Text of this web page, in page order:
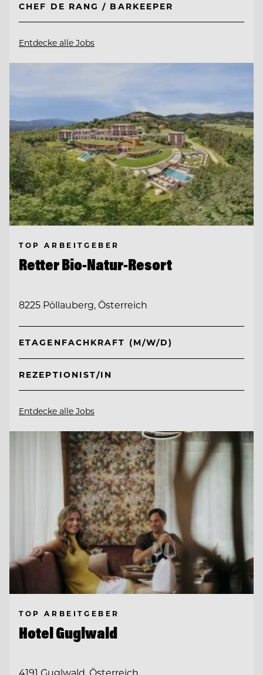
CHEF DE RANG / BARKEEPER
Entdecke alle Jobs
TOP ARBEITGEBER
Retter Bio-Natur-Resort
8225 Pöllauberg, Österreich
ETAGENFACHKRAFT (M/W/D)
REZEPTIONIST/IN
Entdecke alle Jobs
TOP ARBEITGEBER
Hotel Guglwald
4191 Guglwald, Österreich